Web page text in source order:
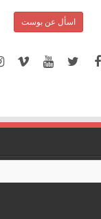
اسأل عن بوست